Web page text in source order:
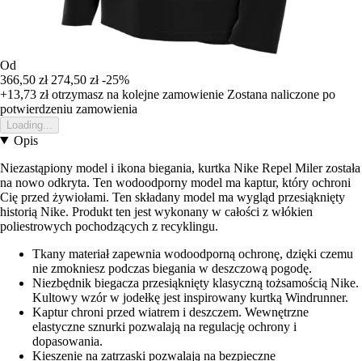
Od
366,50 zł 274,50 zł -25%
+13,73 złotrzymasz na kolejne zamowienie Zostana naliczone po
potwierdzeniu zamowienia
Loading...
Opis
Niezastąpiony model i ikona biegania, kurtka Nike Repel Miler została
na nowo odkryta. Ten wodoodporny model ma kaptur, który ochroni
Cię przed żywiołami. Ten składany model ma wygląd przesiąknięty
historią Nike. Produkt ten jest wykonany w całości z włókien
poliestrowych pochodzących z recyklingu.
Tkany materiał zapewnia wodoodporną ochronę, dzięki czemu
nie zmokniesz podczas biegania w deszczową pogodę.
Niezbędnik biegacza przesiąknięty klasyczną tożsamością Nike.
Kultowy wzór w jodełkę jest inspirowany kurtką Windrunner.
Kaptur chroni przed wiatrem i deszczem. Wewnętrzne
elastyczne sznurki pozwalają na regulację ochrony i
dopasowania.
Kieszenie na zatrzaski pozwalają na bezpieczne